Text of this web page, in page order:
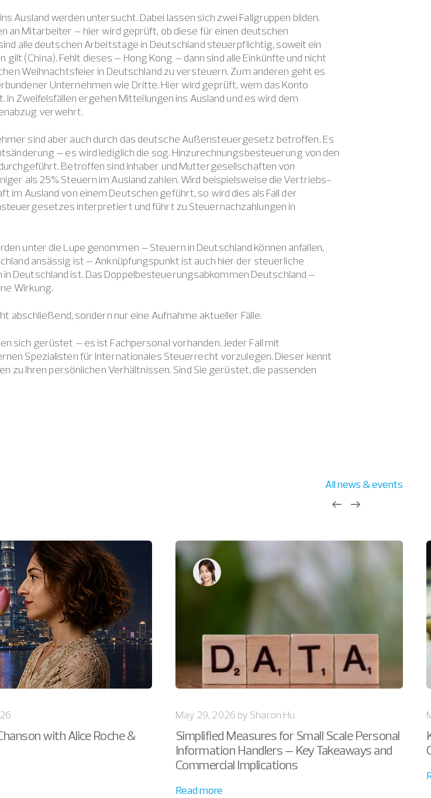
Ausland werden untersucht. Dabei lassen sich zwei Fallgruppen bilden.
an Mitarbeiter – hier wird geprüft, ob diese für einen deutschen
alle deutschen Arbeitstage in Deutschland steuerpflichtig, soweit ein
(China). Fehlt dieses – Hong Kong – dann sind alle Einkünfte und nicht
Weihnachtsfeier in Deutschland zu versteuern. Zum anderen geht es
Unternehmen wie Dritte. Hier wird geprüft, wem das Konto
In Zweifelsfällen ergehen Mitteilungen ins Ausland und es wird dem
verwehrt.
sind aber auch durch das deutsche Außensteuergesetz betroffen. Es
– es wird lediglich die sog. Hinzurechnungsbesteuerung von den
Betroffen sind Inhaber und Muttergesellschaften von
als 25% Steuern im Ausland zahlen. Wird beispielsweise die Vertriebs-
im Ausland von einem Deutschen geführt, so wird dies als Fall der
interpretiert und führt zu Steuernachzahlungen in
unter die Lupe genommen – Steuern in Deutschland können anfallen,
ansässig ist – Anknüpfungspunkt ist auch hier der steuerliche
Deutschland ist. Das Doppelbesteuerungsabkommen Deutschland –
Wirkung.
abschließend, sondern nur eine Aufnahme aktueller Fälle.
sich gerüstet – es ist Fachpersonal vorhanden. Jeder Fall mit
Spezialisten für Internationales Steuerrecht vorzulegen. Dieser kennt
zu Ihren persönlichen Verhältnissen. Sind Sie gerüstet, die passenden
All news & events
west east
with Alice Roche &
May 29, 2026 by Sharon Hu
Simplified Measures for Small Scale Personal
Information Handlers – Key Takeaways and
Commercial Implications
Read more